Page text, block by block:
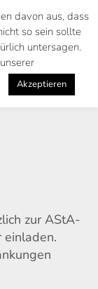
zur AStA-
einladen.
davon aus, dass
so sein sollte
untersagen.
Akzeptieren